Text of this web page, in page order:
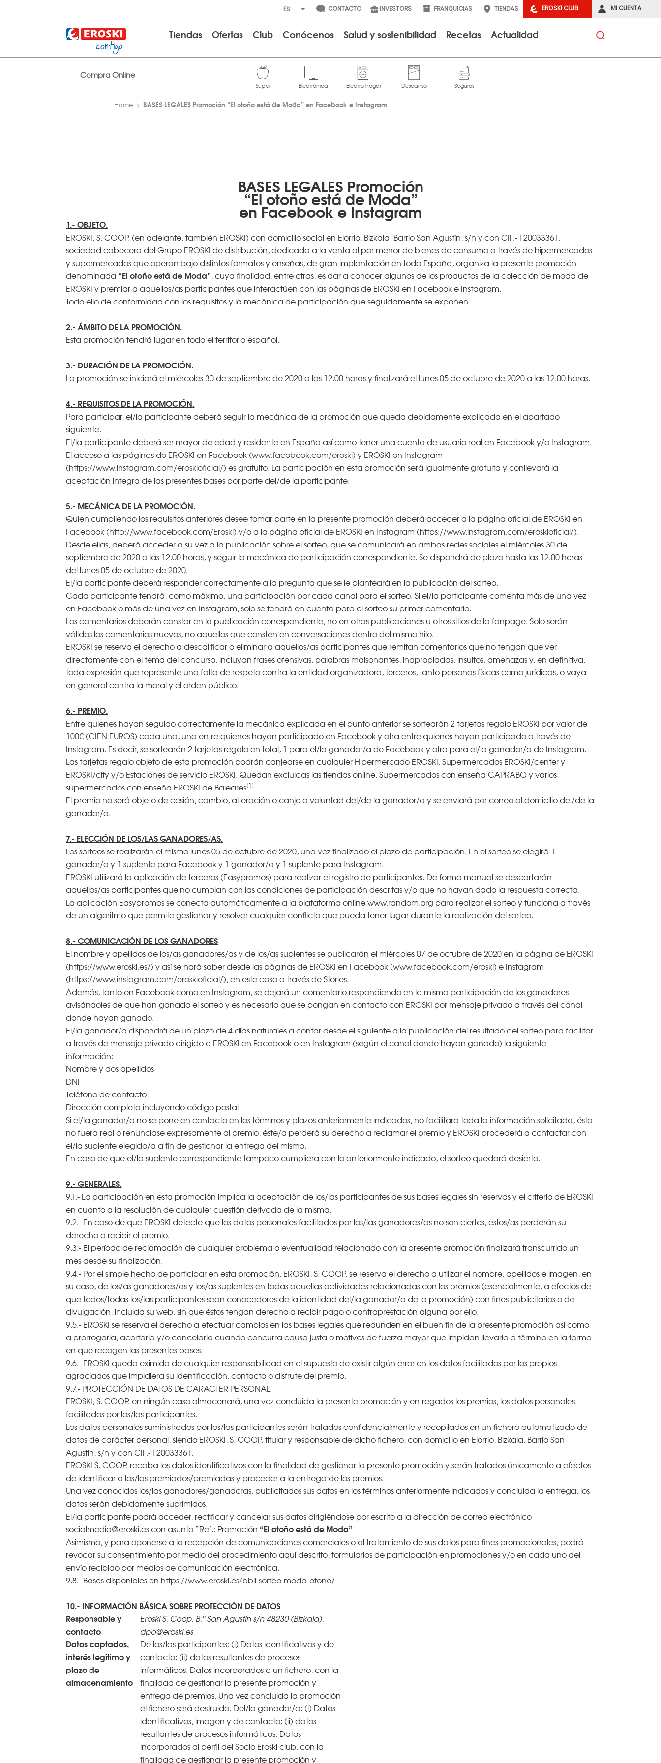
EROSKI CLUB MI CUENTA
CONTACTO INVESTORS FRANQUICIAS TIENDAS
Tiendas Ofertas Club Conócenos Salud y sostenibilidad Recetas Actualidad
Compra Online
Home BASES LEGALES Promoción “El otoño está de Moda” en Facebook e Instagram
BASES LEGALES Promoción
“El otoño está de Moda”
en Facebook e Instagram
1.- OBJETO.
EROSKI, S. COOP. (en adelante, también EROSKI) con domicilio social en Elorrio, Bizkaia, Barrio San Agustín, s/n y con CIF.- F20033361,
sociedad cabecera del Grupo EROSKI de distribución, dedicada a la venta al por menor de bienes de consumo a través de hipermercados
y supermercados que operan bajo distintos formatos y enseñas, de gran implantación en toda España, organiza la presente promoción
denominada “El otoño está de Moda”, cuya finalidad, entre otras, es dar a conocer algunos de los productos de la colección de moda de
EROSKI y premiar a aquellos/as participantes que interactúen con las páginas de EROSKI en Facebook e Instagram.
Todo ello de conformidad con los requisitos y la mecánica de participación que seguidamente se exponen.
2.- ÁMBITO DE LA PROMOCIÓN.
Esta promoción tendrá lugar en todo el territorio español.
3.- DURACIÓN DE LA PROMOCIÓN.
La promoción se iniciará el miércoles 30 de septiembre de 2020 a las 12.00 horas y finalizará el lunes 05 de octubre de 2020 a las 12.00 horas.
4.- REQUISITOS DE LA PROMOCIÓN.
Para participar, el/la participante deberá seguir la mecánica de la promoción que queda debidamente explicada en el apartado
siguiente.
El/la participante deberá ser mayor de edad y residente en España así como tener una cuenta de usuario real en Facebook y/o Instagram.
El acceso a las páginas de EROSKI en Facebook (www.facebook.com/eroski) y EROSKI en Instagram
(https://www.instagram.com/eroskioficial/) es gratuito. La participación en esta promoción será igualmente gratuita y conllevará la
aceptación íntegra de las presentes bases por parte del/de la participante.
5.- MECÁNICA DE LA PROMOCIÓN.
Quien cumpliendo los requisitos anteriores desee tomar parte en la presente promoción deberá acceder a la página oficial de EROSKI en
Facebook (http://www.facebook.com/Eroski) y/o a la página oficial de EROSKI en Instagram (https://www.instagram.com/eroskioficial/).
Desde ellas, deberá acceder a su vez a la publicación sobre el sorteo, que se comunicará en ambas redes sociales el miércoles 30 de
septiembre de 2020 a las 12.00 horas, y seguir la mecánica de participación correspondiente. Se dispondrá de plazo hasta las 12.00 horas
del lunes 05 de octubre de 2020.
El/la participante deberá responder correctamente a la pregunta que se le planteará en la publicación del sorteo.
Cada participante tendrá, como máximo, una participación por cada canal para el sorteo. Si el/la participante comenta más de una vez
en Facebook o más de una vez en Instagram, solo se tendrá en cuenta para el sorteo su primer comentario.
Los comentarios deberán constar en la publicación correspondiente, no en otras publicaciones u otros sitios de la fanpage. Solo serán
válidos los comentarios nuevos, no aquellos que consten en conversaciones dentro del mismo hilo.
EROSKI se reserva el derecho a descalificar o eliminar a aquellos/as participantes que remitan comentarios que no tengan que ver
directamente con el tema del concurso, incluyan frases ofensivas, palabras malsonantes, inapropiadas, insultos, amenazas y, en definitiva,
toda expresión que represente una falta de respeto contra la entidad organizadora, terceros, tanto personas físicas como jurídicas, o vaya
en general contra la moral y el orden público.
6.- PREMIO.
Entre quienes hayan seguido correctamente la mecánica explicada en el punto anterior se sortearán 2 tarjetas regalo EROSKI por valor de
100€ (CIEN EUROS) cada una, una entre quienes hayan participado en Facebook y otra entre quienes hayan participado a través de
Instagram. Es decir, se sortearán 2 tarjetas regalo en total, 1 para el/la ganador/a de Facebook y otra para el/la ganador/a de Instagram.
Las tarjetas regalo objeto de esta promoción podrán canjearse en cualquier Hipermercado EROSKI, Supermercados EROSKI/center y
EROSKI/city y/o Estaciones de servicio EROSKI. Quedan excluidas las tiendas online, Supermercados con enseña CAPRABO y varios
supermercados con enseña EROSKI de Baleares[1].
El premio no será objeto de cesión, cambio, alteración o canje a voluntad del/de la ganador/a y se enviará por correo al domicilio del/de la
ganador/a.
7.- ELECCIÓN DE LOS/LAS GANADORES/AS.
Los sorteos se realizarán el mismo lunes 05 de octubre de 2020, una vez finalizado el plazo de participación. En el sorteo se elegirá 1
ganador/a y 1 suplente para Facebook y 1 ganador/a y 1 suplente para Instagram.
EROSKI utilizará la aplicación de terceros (Easypromos) para realizar el registro de participantes. De forma manual se descartarán
aquellos/as participantes que no cumplan con las condiciones de participación descritas y/o que no hayan dado la respuesta correcta.
La aplicación Easypromos se conecta automáticamente a la plataforma online www.random.org para realizar el sorteo y funciona a través
de un algoritmo que permite gestionar y resolver cualquier conflicto que pueda tener lugar durante la realización del sorteo.
8.- COMUNICACIÓN DE LOS GANADORES
El nombre y apellidos de los/as ganadores/as y de los/as suplentes se publicarán el miércoles 07 de octubre de 2020 en la página de EROSKI
(https://www.eroski.es/) y así se hará saber desde las páginas de EROSKI en Facebook (www.facebook.com/eroski) e Instagram
(https://www.instagram.com/eroskioficial/), en este caso a través de Stories.
Además, tanto en Facebook como en Instagram, se dejará un comentario respondiendo en la misma participación de los ganadores
avisándoles de que han ganado el sorteo y es necesario que se pongan en contacto con EROSKI por mensaje privado a través del canal
donde hayan ganado.
El/la ganador/a dispondrá de un plazo de 4 días naturales a contar desde el siguiente a la publicación del resultado del sorteo para facilitar
a través de mensaje privado dirigido a EROSKI en Facebook o en Instagram (según el canal donde hayan ganado) la siguiente
información:
Nombre y dos apellidos
DNI
Teléfono de contacto
Dirección completa incluyendo código postal
Si el/la ganador/a no se pone en contacto en los términos y plazos anteriormente indicados, no facilitara toda la información solicitada, ésta
no fuera real o renunciase expresamente al premio, éste/a perderá su derecho a reclamar el premio y EROSKI procederá a contactar con
el/la suplente elegido/a a fin de gestionar la entrega del mismo.
En caso de que el/la suplente correspondiente tampoco cumpliera con lo anteriormente indicado, el sorteo quedará desierto.
9.- GENERALES.
9.1.- La participación en esta promoción implica la aceptación de los/las participantes de sus bases legales sin reservas y el criterio de EROSKI
en cuanto a la resolución de cualquier cuestión derivada de la misma.
9.2.- En caso de que EROSKI detecte que los datos personales facilitados por los/las ganadores/as no son ciertos, estos/as perderán su
derecho a recibir el premio.
9.3.- El período de reclamación de cualquier problema o eventualidad relacionado con la presente promoción finalizará transcurrido un
mes desde su finalización.
9.4.- Por el simple hecho de participar en esta promoción, EROSKI, S. COOP. se reserva el derecho a utilizar el nombre, apellidos e imagen, en
su caso, de los/as ganadores/as y los/as suplentes en todas aquellas actividades relacionadas con los premios (esencialmente, a efectos de
que todos/todas los/las participantes sean conocedores de la identidad del/la ganador/a de la promoción) con fines publicitarios o de
divulgación, incluida su web, sin que éstos tengan derecho a recibir pago o contraprestación alguna por ello.
9.5.- EROSKI se reserva el derecho a efectuar cambios en las bases legales que redunden en el buen fin de la presente promoción así como
a prorrogarla, acortarla y/o cancelarla cuando concurra causa justa o motivos de fuerza mayor que impidan llevarla a término en la forma
en que recogen las presentes bases.
9.6.- EROSKI queda eximida de cualquier responsabilidad en el supuesto de existir algún error en los datos facilitados por los propios
agraciados que impidiera su identificación, contacto o disfrute del premio.
9.7.- PROTECCIÓN DE DATOS DE CARACTER PERSONAL.
EROSKI, S. COOP. en ningún caso almacenará, una vez concluida la presente promoción y entregados los premios, los datos personales
facilitados por los/las participantes.
Los datos personales suministrados por los/las participantes serán tratados confidencialmente y recopilados en un fichero automatizado de
datos de carácter personal, siendo EROSKI, S. COOP. titular y responsable de dicho fichero, con domicilio en Elorrio, Bizkaia, Barrio San
Agustín, s/n y con CIF.- F20033361.
EROSKI S. COOP. recaba los datos identificativos con la finalidad de gestionar la presente promoción y serán tratados únicamente a efectos
de identificar a los/las premiados/premiadas y proceder a la entrega de los premios.
Una vez conocidos los/las ganadores/ganadoras, publicitados sus datos en los términos anteriormente indicados y concluida la entrega, los
datos serán debidamente suprimidos.
El/la participante podrá acceder, rectificar y cancelar sus datos dirigiéndose por escrito a la dirección de correo electrónico
socialmedia@eroski.es con asunto “Ref.: Promoción “El otoño está de Moda”
Asimismo, y para oponerse a la recepción de comunicaciones comerciales o al tratamiento de sus datos para fines promocionales, podrá
revocar su consentimiento por medio del procedimiento aquí descrito, formularios de participación en promociones y/o en cada uno del
envío recibido por medios de comunicación electrónica.
9.8.- Bases disponibles en https://www.eroski.es/bbll-sorteo-moda-otono/
10.- INFORMACIÓN BÁSICA SOBRE PROTECCIÓN DE DATOS
Responsable y
contacto
Eroski S. Coop. B.º San Agustín s/n 48230 (Bizkaia).
dpo@eroski.es
Datos captados,
interés legítimo y
plazo de
almacenamiento
De los/las participantes: (i) Datos identificativos y de
contacto; (ii) datos resultantes de procesos
informáticos. Datos incorporados a un fichero, con la
finalidad de gestionar la presente promoción y
entrega de premios. Una vez concluida la promoción
el fichero será destruido. Del/la ganador/a: (i) Datos
identificativos, imagen y de contacto; (ii) datos
resultantes de procesos informáticos. Datos
incorporados al perfil del Socio Eroski club, con la
finalidad de gestionar la presente promoción y